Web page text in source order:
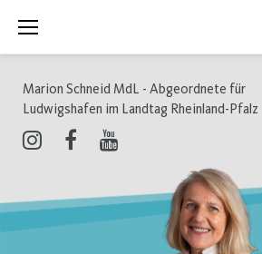
Inhalt
Marion Schneid MdL - Abgeordnete für
Ludwigshafen im Landtag Rheinland-Pfalz